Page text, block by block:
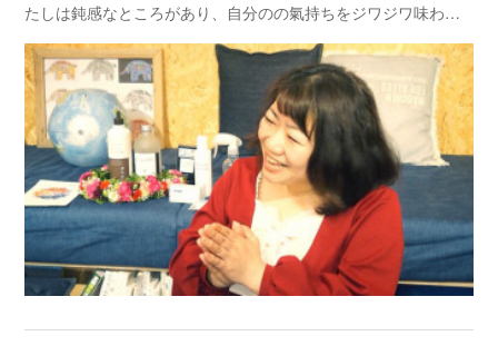
たしは鈍感なところがあり、自分のの氣持ちをジワジワ味わ…